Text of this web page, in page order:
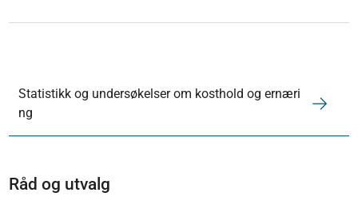
Statistikk og undersøkelser om kosthold og ernæri
ng
Råd og utvalg